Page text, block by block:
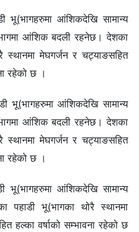
भू(भागहरुमा आंशिकदेखि सामान्य
आंशिक बदली रहनेछ। देशका
स्थानमा मेघगर्जन र चट्याङसहित
रहेको छ ।
भू(भागहरुमा आंशिकदेखि सामान्य
आंशिक बदली रहनेछ। देशका
स्थानमा मेघगर्जन र चट्याङसहित
रहेको छ ।
भू(भागहरुमा आंशिकदेखि सामान्य
पहाडी भू(भागका थोरै स्थानमा
हल्का वर्षाको सम्भावना रहेको छ